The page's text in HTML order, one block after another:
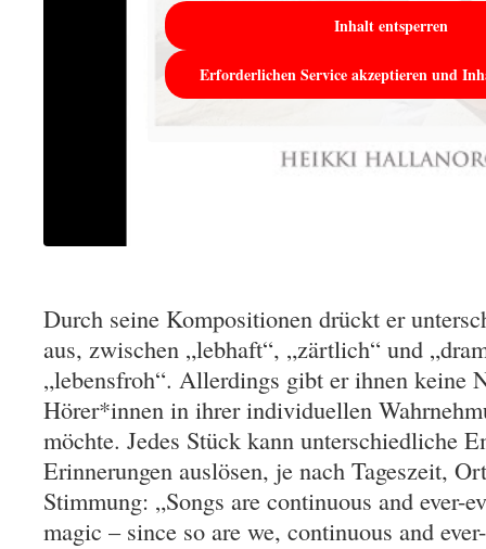
Inhalt entsperren
Erforderlichen Service akzeptieren und
Durch seine Kompositionen drückt er
aus, zwischen „lebhaft“, „zärtlich“ und
„lebensfroh“. Allerdings gibt er ihnen keine
Hörer*innen in ihrer individuellen
möchte. Jedes Stück kann unterschiedliche
Erinnerungen auslösen, je nach Tageszeit,
Stimmung: „Songs are continuous and ever-
magic – since so are we, continuous and